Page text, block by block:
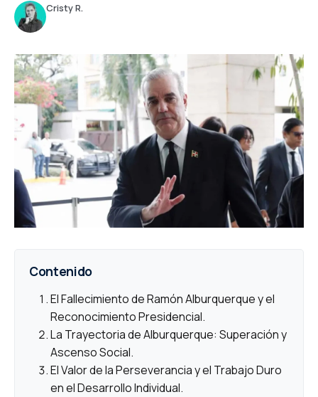
Cristy R.
Contenido
El Fallecimiento de Ramón Alburquerque y el
Reconocimiento Presidencial.
La Trayectoria de Alburquerque: Superación y
Ascenso Social.
El Valor de la Perseverancia y el Trabajo Duro
en el Desarrollo Individual.